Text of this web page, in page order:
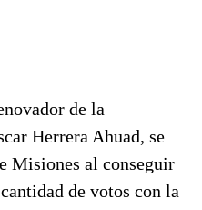
de la
Herrera Ahuad, se
Misiones al conseguir
de votos con la